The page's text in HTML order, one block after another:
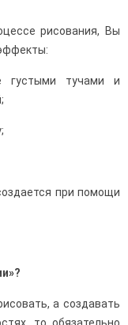
рисования, Вы
густыми тучами и
при помощи
а создавать
то обязательно